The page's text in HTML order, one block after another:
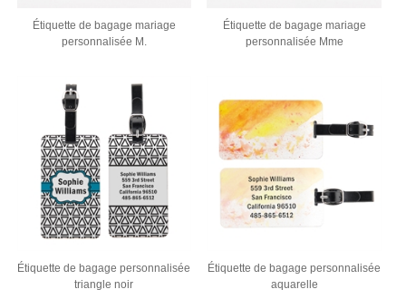
Étiquette de bagage mariage
personnalisée M.
Étiquette de bagage mariage
personnalisée Mme
Étiquette de bagage personnalisée
triangle noir
Étiquette de bagage personnalisée
aquarelle